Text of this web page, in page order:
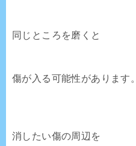
同じところを磨くと
傷が入る可能性があります。
消したい傷の周辺を